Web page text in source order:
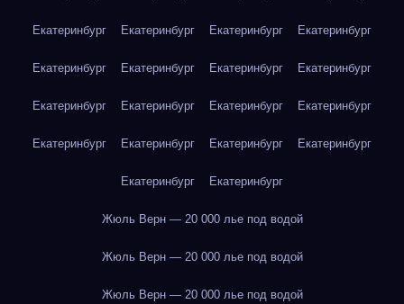
Екатеринбург Екатеринбург Екатеринбург Екатеринбург
Екатеринбург Екатеринбург Екатеринбург Екатеринбург
Екатеринбург Екатеринбург Екатеринбург Екатеринбург
Екатеринбург Екатеринбург Екатеринбург Екатеринбург
Екатеринбург Екатеринбург
Жюль Верн — 20 000 лье под водой
Жюль Верн — 20 000 лье под водой
Жюль Верн — 20 000 лье под водой